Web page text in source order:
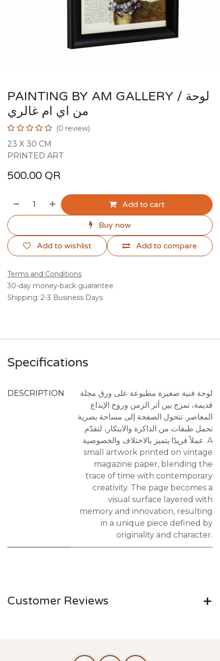
PAINTING BY AM GALLERY / لوحة
من اي ام غالري
(0 review)
23 X 30 CM
PRINTED ART
500.00 QR
Add to cart
Buy now
Add to compare
Add to wishlist
Terms and Conditions
30-day money-back guarantee
Shipping: 2-3 Business Days
Specifications
DESCRIPTION
لوحة فنية صغيرة مطبوعة على ورق مجلة
قديمة، تمزج بين أثر الزمن وروح الإبداع
المعاصر. تتحول الصفحة إلى مساحة بصرية
تحمل طبقات من الذاكرة والابتكار، لتقدّم
عملاً فريدًا يتميز بالاختلاف والخصوصية. A
small artwork printed on vintage
magazine paper, blending the
trace of time with contemporary
creativity. The page becomes a
visual surface layered with
memory and innovation, resulting
in a unique piece defined by
originality and character.
Customer Reviews